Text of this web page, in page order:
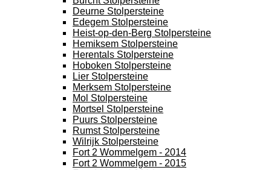
Deurne Stolpersteine
Edegem Stolpersteine
Heist-op-den-Berg Stolpersteine
Hemiksem Stolpersteine
Herentals Stolpersteine
Hoboken Stolpersteine
Lier Stolpersteine
Merksem Stolpersteine
Mol Stolpersteine
Mortsel Stolpersteine
Puurs Stolpersteine
Rumst Stolpersteine
Wilrijk Stolpersteine
Fort 2 Wommelgem - 2014
Fort 2 Wommelgem - 2015